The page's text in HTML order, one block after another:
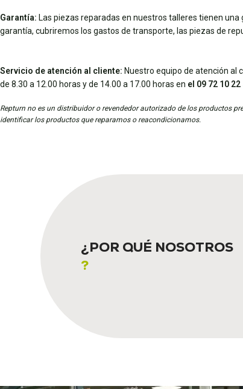
Garantía: Las piezas reparadas en nuestros talleres tienen
garantía, cubriremos los gastos de transporte, las piezas de
Servicio de atención al cliente: Nuestro equipo de atención al
de 8.30 a 12.00 horas y de 14.00 a 17.00 horas en el 09 72 10 22
Repturn no es un distribuidor o revendedor autorizado de los productos
identificar los productos que reparamos o reacondicionamos.
¿POR QUÉ NOSOTROS
?